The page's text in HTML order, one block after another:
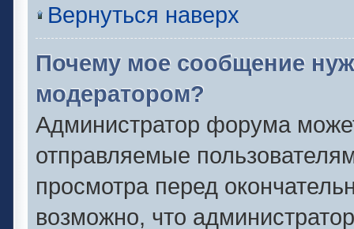
Вернуться наверх
Почему мое сообщение
модератором?
Администратор форума
отправляемые
просмотра перед
возможно, что